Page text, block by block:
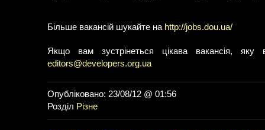
Більше вакансій шукайте на http://jobs.dou.ua/
Якщо вам зустрінеться цікава вакансія,
editors@developers.org.ua
Опубліковано: 23/08/12 @ 01:56
Розділ Різне